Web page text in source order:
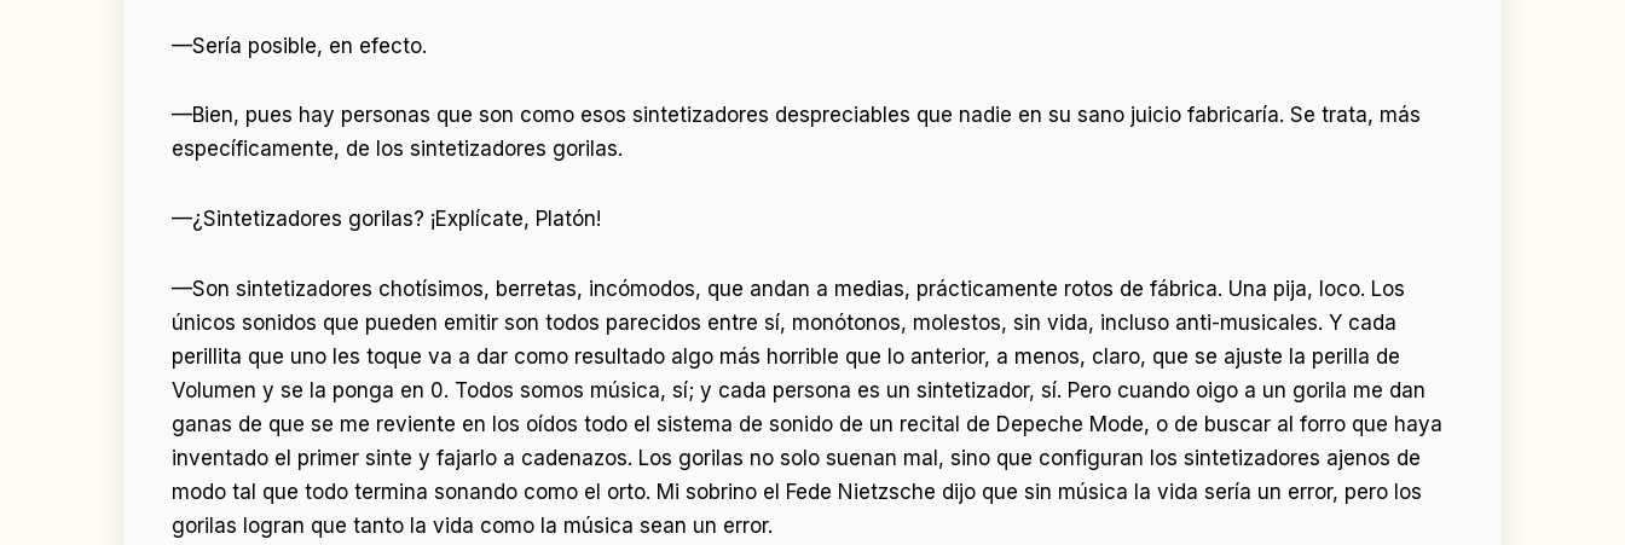
—Sería posible, en efecto.
—Bien, pues hay personas que son como esos sintetizadores despreciables que nadie en su sano juicio fabricaría. Se trata, más
específicamente, de los sintetizadores gorilas.
—¿Sintetizadores gorilas? ¡Explícate, Platón!
—Son sintetizadores chotísimos, berretas, incómodos, que andan a medias, prácticamente rotos de fábrica. Una pija, loco. Los
únicos sonidos que pueden emitir son todos parecidos entre sí, monótonos, molestos, sin vida, incluso anti-musicales. Y cada
perillita que uno les toque va a dar como resultado algo más horrible que lo anterior, a menos, claro, que se ajuste la perilla de
Volumen y se la ponga en 0. Todos somos música, sí; y cada persona es un sintetizador, sí. Pero cuando oigo a un gorila me dan
ganas de que se me reviente en los oídos todo el sistema de sonido de un recital de Depeche Mode, o de buscar al forro que haya
inventado el primer sinte y fajarlo a cadenazos. Los gorilas no solo suenan mal, sino que configuran los sintetizadores ajenos de
modo tal que todo termina sonando como el orto. Mi sobrino el Fede Nietzsche dijo que sin música la vida sería un error, pero los
gorilas logran que tanto la vida como la música sean un error.